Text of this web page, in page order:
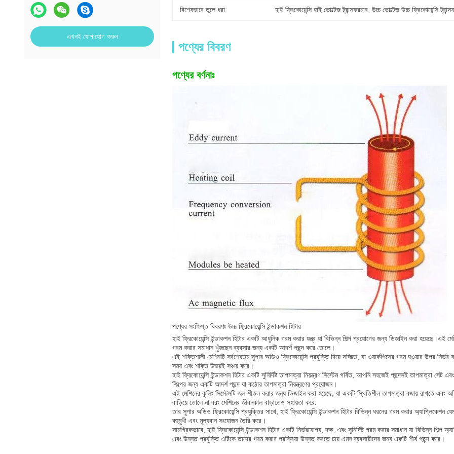
এখনই যোগাযোগ করুন
বিশেষভাবে তুলে ধরা: হাই ফ্রিকোয়েন্সি হাই ভোল্টেজ ট্রান্সফরমার , উচ্চ ভোল্টেজ উচ্চ ফ্রিকোয়েন্সি
পণ্যের বিবরণ
পণ্যের বর্ণনাঃ
পণ্যের সংক্ষিপ্ত বিবরণঃ উচ্চ ফ্রিকোয়েন্সি ইন্ডাকশন হিটার
হাই ফ্রিকোয়েন্সি ইন্ডাকশন হিটার একটি আধুনিক গরম করার যন্ত্র যা বিভিন্ন শিল্প প্রয়োগের জন্য ডিজাইন করা হয়েছে।এই
গরম করার সমাধান খুঁজছেন ব্যবসার জন্য একটি আদর্শ পছন্দ করে তোলে।
এই শক্তিশালী মেশিনটি সর্বশেষতম সুপার অডিও ফ্রিকোয়েন্সি প্রযুক্তি দিয়ে সজ্জিত, যা ওয়ার্কপিসের গরম হওয়ার উপর
সময় এবং শক্তি উভয়ই সঞ্চয় করে।
হাই ফ্রিকোয়েন্সি ইন্ডাকশন হিটার একটি সুনির্দিষ্ট তাপমাত্রা নিয়ন্ত্রণ সিস্টেম গর্বিত, আপনি সহজেই পছন্দসই তাপমাত্রা
শিল্পের জন্য একটি আদর্শ পছন্দ যা কঠোর তাপমাত্রা নিয়ন্ত্রণের প্রয়োজন।
এই মেশিনের কুলিং সিস্টেমটি জল শীতল করার জন্য ডিজাইন করা হয়েছে, যা একটি স্থিতিশীল তাপমাত্রা বজায় রাখতে
বাড়িয়ে তোলে না বরং মেশিনের জীবনকাল বাড়াতেও সহায়তা করে.
তার সুপার অডিও ফ্রিকোয়েন্সি প্রযুক্তির সাথে, হাই ফ্রিকোয়েন্সি ইন্ডাকশন হিটার বিভিন্ন ধরনের গরম করার অ্যাপ্লিকেশন
বহুমুখী এবং মূল্যবান সংযোজন তৈরি করে।
সামগ্রিকভাবে, হাই ফ্রিকোয়েন্সি ইন্ডাকশন হিটার একটি নির্ভরযোগ্য, দক্ষ, এবং সুনির্দিষ্ট গরম করার সমাধান যা বিভিন্ন
এবং উন্নত প্রযুক্তি এটিকে তাদের গরম করার প্রক্রিয়া উন্নত করতে চায় এমন ব্যবসায়ীদের জন্য একটি শীর্ষ পছন্দ করে।